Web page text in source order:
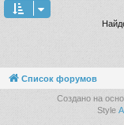
Список форумов
Создано на
Style